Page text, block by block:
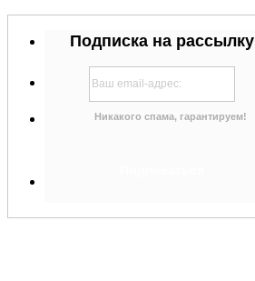
Подписка на рассылку
Никакого спама, гарантируем!